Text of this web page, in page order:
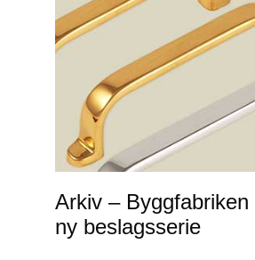
Arkiv –
ny beslagsserie